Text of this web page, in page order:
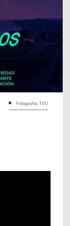
Fotografía: TVU